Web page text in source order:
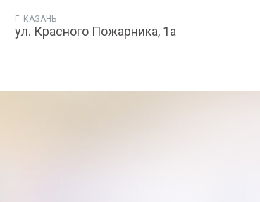
Г. КАЗАНЬ
ул. Красного Пожарника, 1а